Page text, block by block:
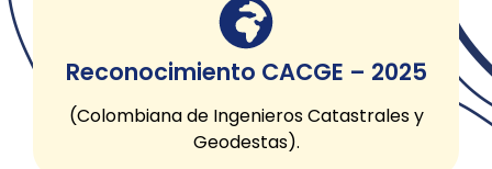
Reconocimiento CACGE – 2025
(Colombiana de Ingenieros Catastrales y
Geodestas).